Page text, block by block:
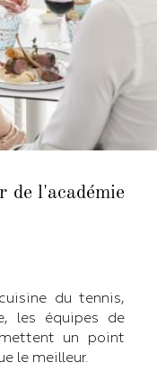
de l'académie
du tennis,
les équipes de
un point
le meilleur.